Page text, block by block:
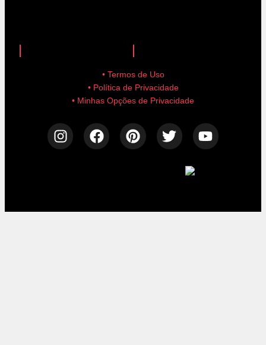
• Termos de Uso
• Política de Privacidade
• Minhas Opções de Privacidade